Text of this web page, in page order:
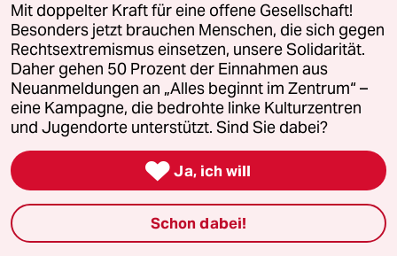
Themen
#SPD Berlin #Koalitionsverhandlungen
#Klima-Volksentscheid
#Raed Saleh
#CDU Berlin #Schwarz-rote Koalition in Berlin
Feedback Kommentieren Fehlerhinweis
Diesen Artikel teilen
Mit doppelter Kraft für eine offene Gesellschaft!
Besonders jetzt brauchen Menschen, die sich gegen
Rechtsextremismus einsetzen, unsere Solidarität.
Daher gehen 50 Prozent der Einnahmen aus
Neuanmeldungen an „Alles beginnt im Zentrum“ –
eine Kampagne, die bedrohte linke Kulturzentren
und Jugendorte unterstützt. Sind Sie dabei?
 Ja, ich will
Schon dabei!